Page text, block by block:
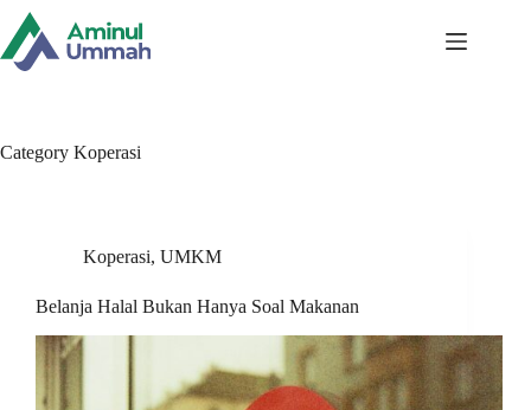
Skip
content
Category Koperasi
Koperasi, UMKM
Belanja Halal Bukan Hanya Soal Makanan